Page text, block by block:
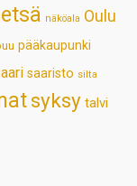
näköala Oulu
pääkaupunki
saaristo silta
syksy talvi